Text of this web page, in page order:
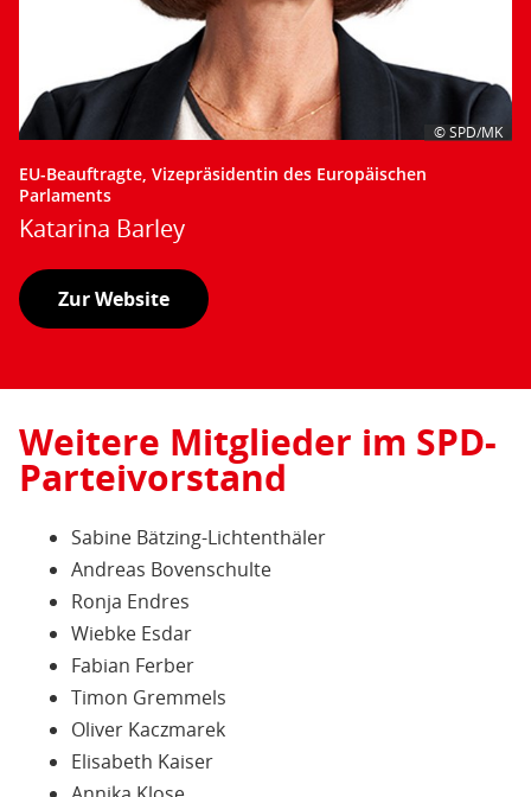
© SPD/MK
EU-Beauftragte, Vizepräsidentin des Europäischen
Parlaments
Katarina Barley
Zur Website
Weitere Mitglieder im SPD-
Parteivorstand
Sabine Bätzing-Lichtenthäler
Andreas Bovenschulte
Ronja Endres
Wiebke Esdar
Fabian Ferber
Timon Gremmels
Oliver Kaczmarek
Elisabeth Kaiser